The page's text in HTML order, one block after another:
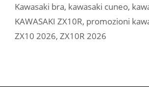
Kawasaki bra, kawasaki cuneo,
KAWASAKI ZX10R, promozioni
ZX10 2026, ZX10R 2026